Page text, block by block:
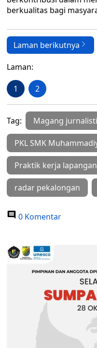
berkualitas bagi
Laman berikutnya
Laman:
1 2
Tag: Magang
PKL SMK
Praktik kerja
radar pekalongan
0 Komentar